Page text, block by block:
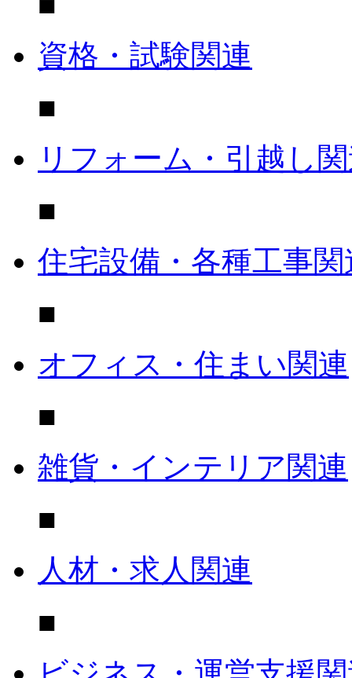
資格・試験関連
■
リフォーム・引越し
■
住宅設備・各種工事関
■
オフィス・住まい関連
■
雑貨・インテリア関連
■
人材・求人関連
■